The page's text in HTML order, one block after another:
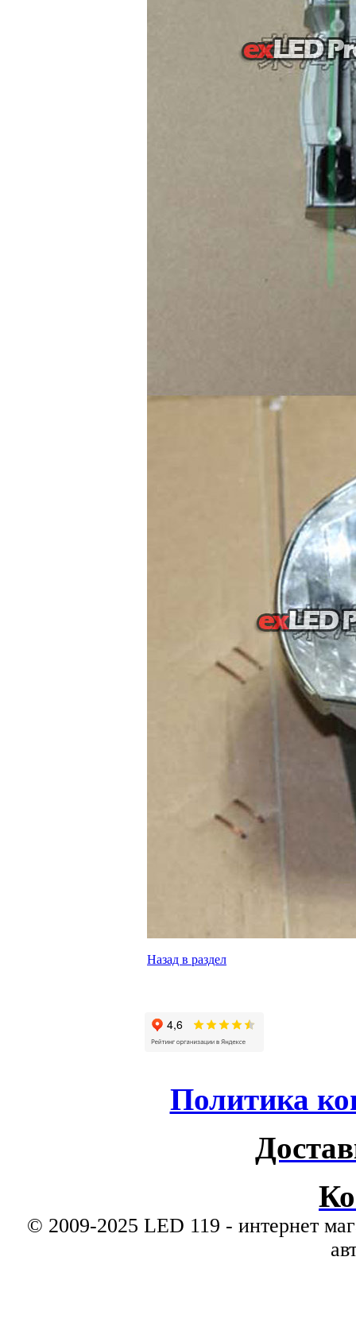
Назад в раздел
Политика
© 2009-2025 LED 119 - интернет